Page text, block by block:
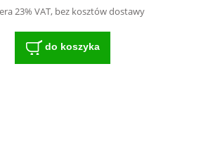
23% VAT, bez kosztów dostawy
do koszyka